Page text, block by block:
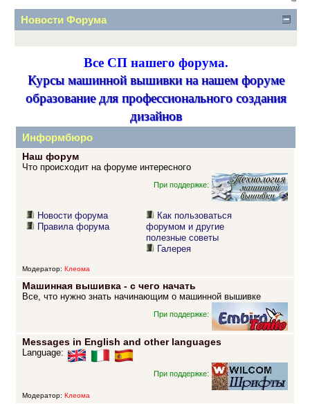
Новости Форума
Все СП нашего форума.
Курсы машинной вышивки на нашем форуме
образование для профессионального создания
дизайнов
Информбюро
Наш форум
Что происходит на форуме интересного
При поддержке:
Новости форума
Правила форума
Как пользоваться
форумом и другие
полезные советы
Галерея
Модератор: Клеома
Машинная вышивка - с чего начать
Все, что нужно знать начинающим о машинной вышивке
При поддержке:
Messages in English and other languages
Language:
При поддержке:
Модератор: Клеома